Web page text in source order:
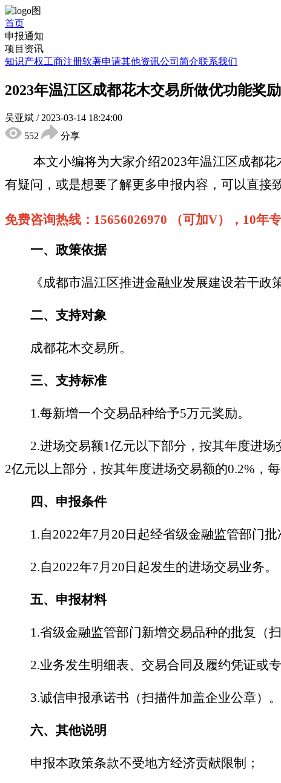
首页
申报通知
项目资讯
知识产权工商注册软著申请其他资讯公司简介联系我们
2023年温江区成都花木交易所做优功能奖
吴亚斌 / 2023-03-14 18:24:00
552
分享
本文小编将为大家介绍2023年温江区成都花
有疑问，或是想要了解更多申报内容，可以直接
免费咨询热线： 15656026970 （可加V），10年
一、 政策依据
《成都市温江区推进金融业发展建设若干政
二、 支持对象
成都花木交易所。
三、 支持标准
1.每新增一个交易品种给予5万元奖励。
2.进场交易额1亿元以下部分，按其年度进
2亿元以上部分，按其年度进场交易额的0.2%，
四、 申报条件
1.自2022年7月20日起经省级金融监管部门
2.自2022年7月20日起发生的进场交易业务
五、 申报材料
1.省级金融监管部门新增交易品种的批复（
2.业务发生明细表、交易合同及履约凭证或
3.诚信申报承诺书（扫描件加盖企业公章）。
六、 其他说明
申报本政策条款不受地方经济贡献限制；